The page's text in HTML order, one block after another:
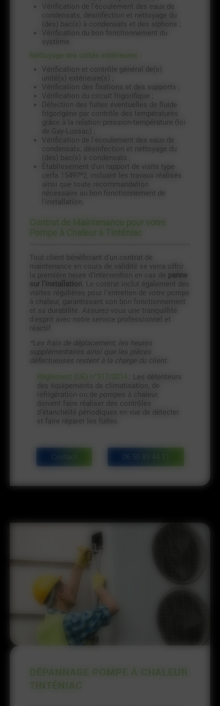
Vérification de l'écoulement des eaux de
condensats, désinfection et nettoyage du
(des) bac(s) à condensats et des siphons ;
Vérification du bon fonctionnement du
système.
Vérification et contrôle général de(s)
unité(s) extérieure(s) ;
Vérification des fixations et des supports ;
Vérification du circuit frigorifique ;
Détection des fuites éventuelles de fluide
frigorigène par contrôle des températures
grâce à la relation pression-température (loi
de Gay-Lussac) ;
Vérification de l'écoulement des eaux de
condensats, désinfection et nettoyage du
(des) bac(s) à condensats ;
Établissement d'un rapport de visite type
cerfa 15497*2, incluant les travaux réalisés
ainsi que toute recommandation
nécessaire au bon fonctionnement de
l'installation.
Tout client bénéficiant d'un contrat de
maintenance en cours de validité se verra offrir
la première heure d'intervention en cas de panne
sur l'installation
. Le contrat inclut également des
visites régulières pour l'entretien de votre pompe
à chaleur, garantissant son bon fonctionnement
et sa durabilité. Assurez-vous une tranquillité
d'esprit avec notre service professionnel et
réactif.
*Les frais de déplacement, les heures
supplémentaires ainsi que les pièces
défectueuses restent à la charge du client.
: Les détenteurs
des équipements de climatisation, de
réfrigération ou de pompes à chaleur,
doivent faire réaliser des contrôles
d’étanchéité périodiques en vue de détecter
et faire réparer les fuites.
DÉPANNAGE POMPE À CHALEUR